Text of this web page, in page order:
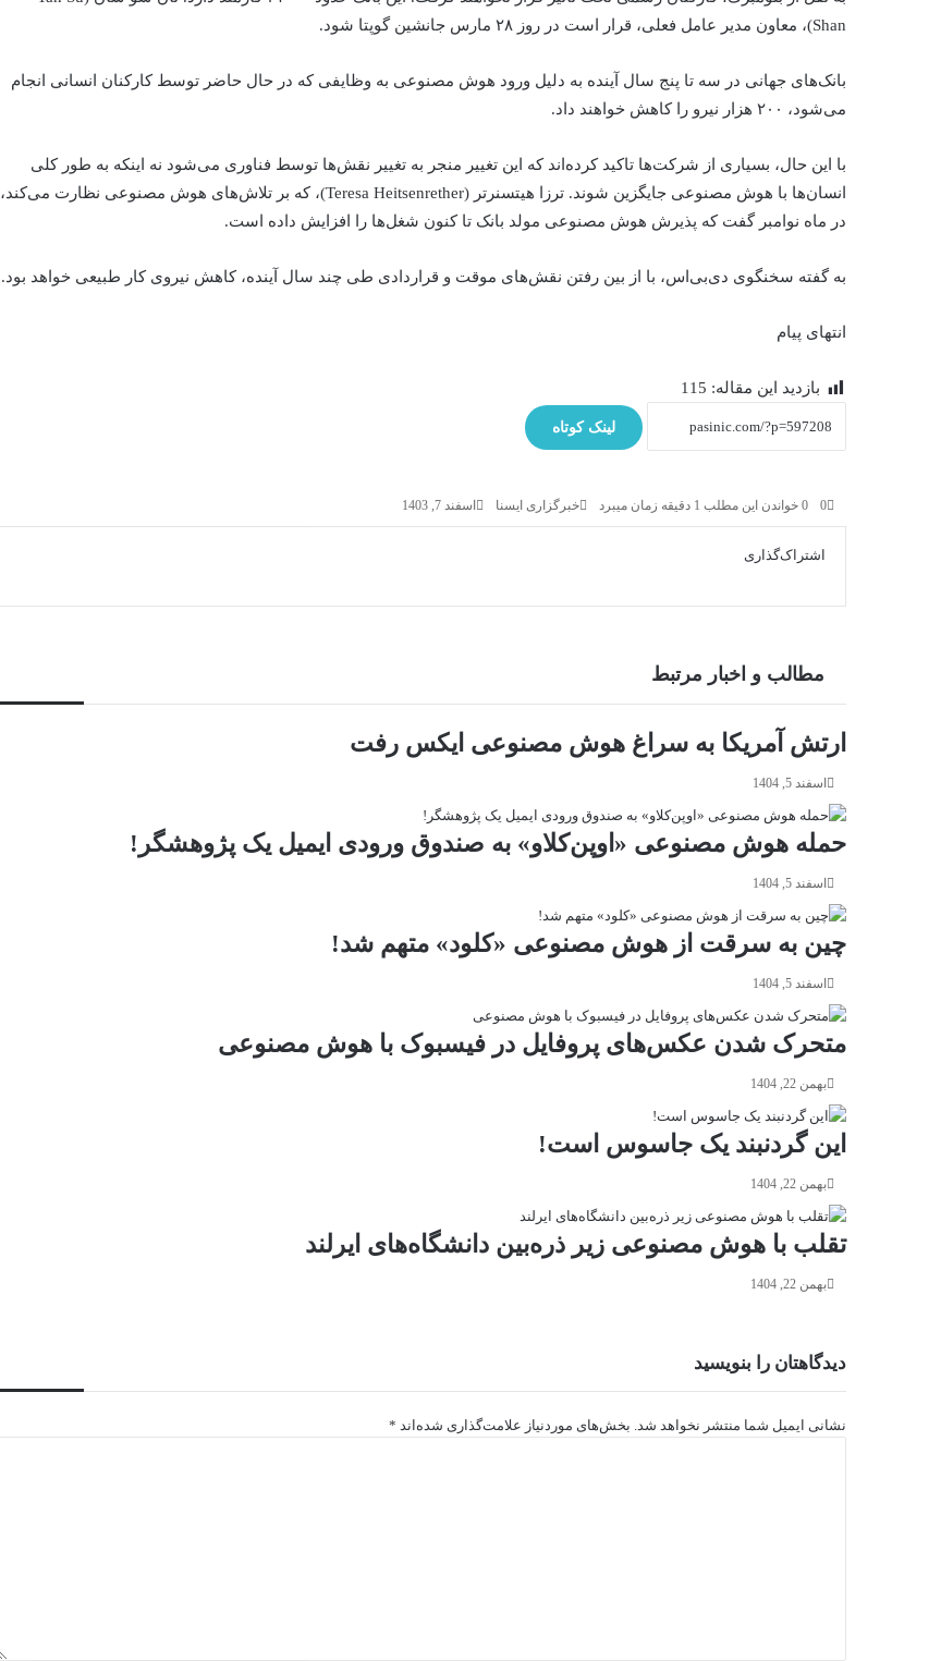
Shan)، معاون مدیر عامل فعلی، قرار است در روز ۲۸ مارس جانشین گوپتا شود.
بانک‌های جهانی در سه تا پنج سال آینده به دلیل ورود هوش مصنوعی به وظایفی که در حال حاضر توسط کارکنان انسانی انجام
می‌شود، ۲۰۰ هزار نیرو را کاهش خواهند داد.
با این حال، بسیاری از شرکت‌ها تاکید کرده‌اند که این تغییر منجر به تغییر نقش‌ها توسط فناوری می‌شود نه اینکه به طور کلی
انسان‌ها با هوش مصنوعی جایگزین شوند. ترزا هیتسنرتر (Teresa Heitsenrether)، که بر تلاش‌های هوش مصنوعی نظارت می‌کند،
در ماه نوامبر گفت که پذیرش هوش مصنوعی مولد بانک تا کنون شغل‌ها را افزایش داده است.
به گفته سخنگوی دی‌بی‌اس، با از بین رفتن نقش‌های موقت و قراردادی طی چند سال آینده، کاهش نیروی کار طبیعی خواهد بود.
انتهای پیام
بازدید این مقاله: 115
لینک کوتاه
خبرگزاری ایسنا اسفند 7, 1403 0 خواندن این مطلب 1 دقیقه زمان میبرد
اشتراک‌گذاری
مطالب و اخبار مرتبط
ارتش آمریکا به سراغ هوش مصنوعی ایکس رفت
اسفند 5, 1404
حمله هوش مصنوعی «اوپن‌کلاو» به صندوق ورودی ایمیل یک پژوهشگر!
اسفند 5, 1404
چین به سرقت از هوش مصنوعی «کلود» متهم شد!
اسفند 5, 1404
متحرک شدن عکس‌های پروفایل در فیسبوک با هوش مصنوعی
بهمن 22, 1404
این گردنبند یک جاسوس است!
بهمن 22, 1404
تقلب با هوش مصنوعی زیر ذره‌بین دانشگاه‌های ایرلند
بهمن 22, 1404
دیدگاهتان را بنویسید
نشانی ایمیل شما منتشر نخواهد شد. بخش‌های موردنیاز علامت‌گذاری شده‌اند *